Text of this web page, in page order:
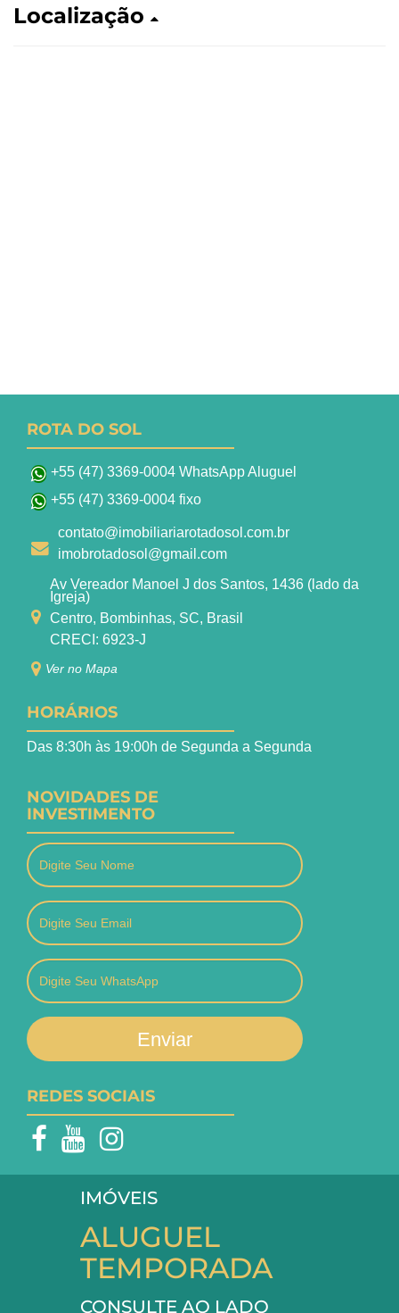
Localização
ROTA DO SOL
+55 (47) 3369-0004 WhatsApp Aluguel
+55 (47) 3369-0004 fixo
contato@imobiliariarotadosol.com.br
imobrotadosol@gmail.com
Av Vereador Manoel J dos Santos, 1436 (lado da
Igreja)
Centro, Bombinhas, SC, Brasil
CRECI: 6923-J
Ver no Mapa
HORÁRIOS
Das 8:30h às 19:00h de Segunda a Segunda
NOVIDADES DE
INVESTIMENTO
Enviar
REDES SOCIAIS
IMÓVEIS
ALUGUEL
TEMPORADA
CONSULTE AO LADO